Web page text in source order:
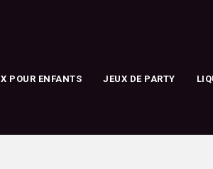
POUR ENFANTS JEUX DE PARTY